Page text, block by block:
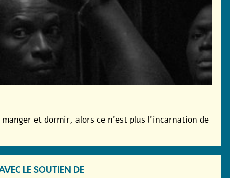
et dormir, alors ce n’est plus l’incarnation de
LE SOUTIEN DE